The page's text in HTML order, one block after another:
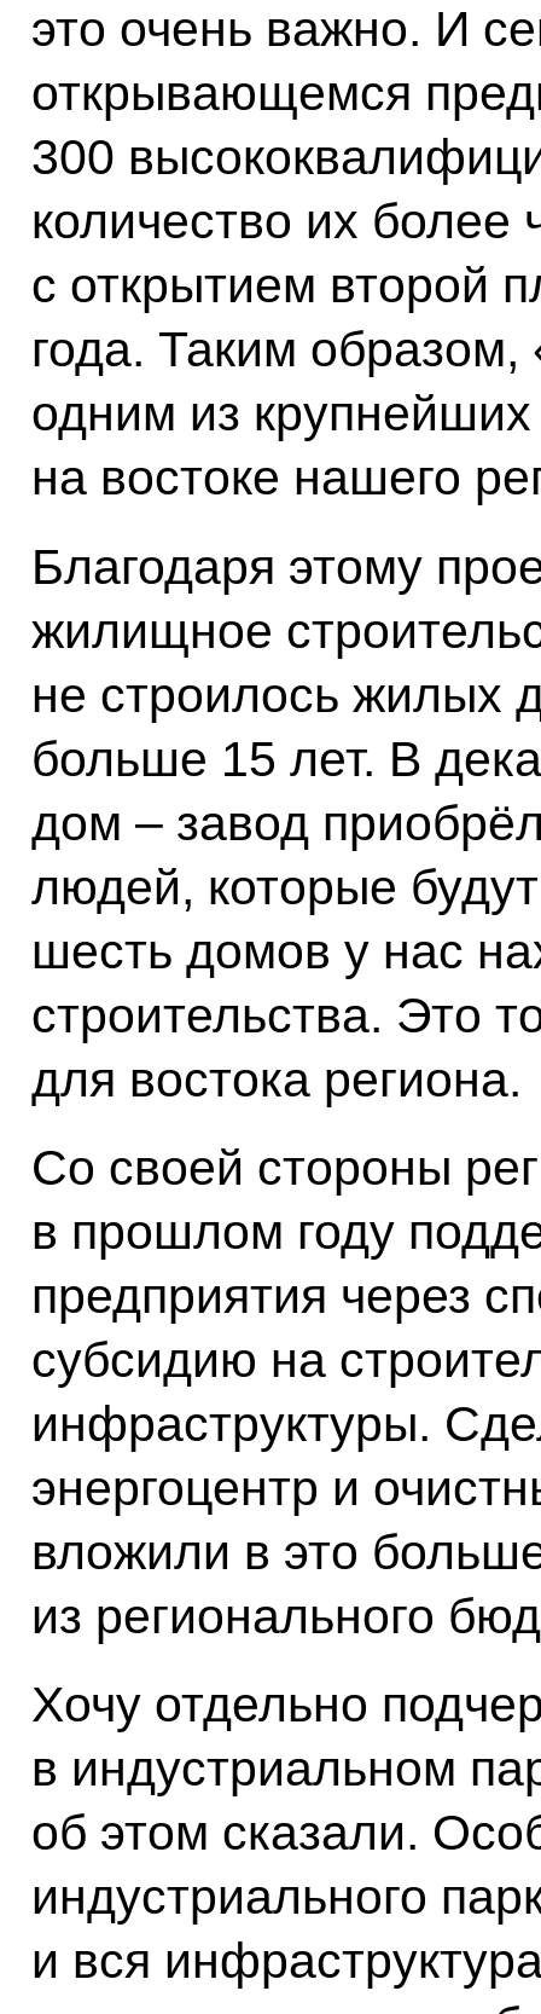
это очень важно. И
открывающемся
300
количество их более
с открытием второй
года. Таким образом,
одним из
на востоке нашего
Благодаря этому
жилищное
не строилось жилых
больше 15 лет. В
дом – завод
людей, которые
шесть домов у нас
строительства. Это
для востока региона.
Со своей стороны
в прошлом году
предприятия через
субсидию на
инфраструктуры.
энергоцентр и
вложили в это
из регионального
Хочу отдельно
в индустриальном
об этом сказали.
индустриального
и вся